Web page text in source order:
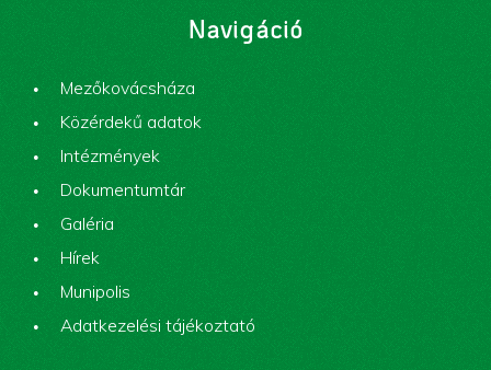
Navigáció
Mezőkovácsháza
Közérdekű adatok
Intézmények
Dokumentumtár
Galéria
Hírek
Munipolis
Adatkezelési tájékoztató